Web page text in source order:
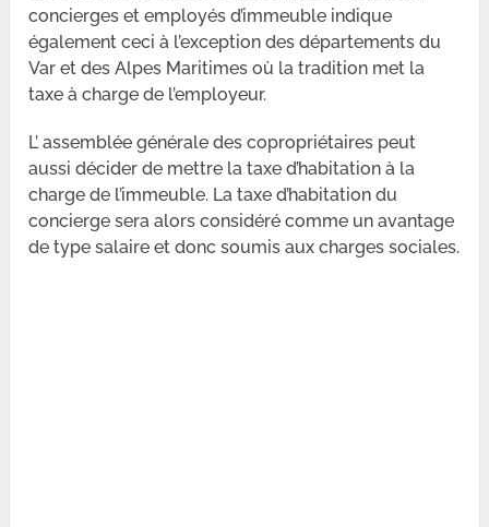
concierges et employés d’immeuble indique
également ceci à l’exception des départements du
Var et des Alpes Maritimes où la tradition met la
taxe à charge de l’employeur.
L’ assemblée générale des copropriétaires peut
aussi décider de mettre la taxe d’habitation à la
charge de l’immeuble. La taxe d’habitation du
concierge sera alors considéré comme un avantage
de type salaire et donc soumis aux charges sociales.